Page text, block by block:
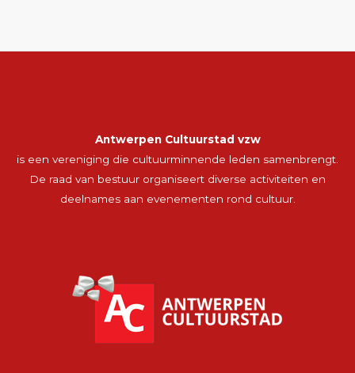
Antwerpen Cultuurstad vzw
is een vereniging die cultuurminnende leden samenbrengt.
De raad van bestuur organiseert diverse activiteiten en
deelnames aan evenementen rond cultuur.